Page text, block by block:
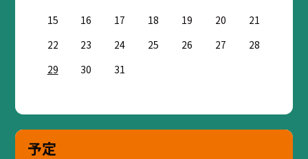
15
16 17 18 19 20
21
22
23 24 25 26 27
28
29
30 31
予定